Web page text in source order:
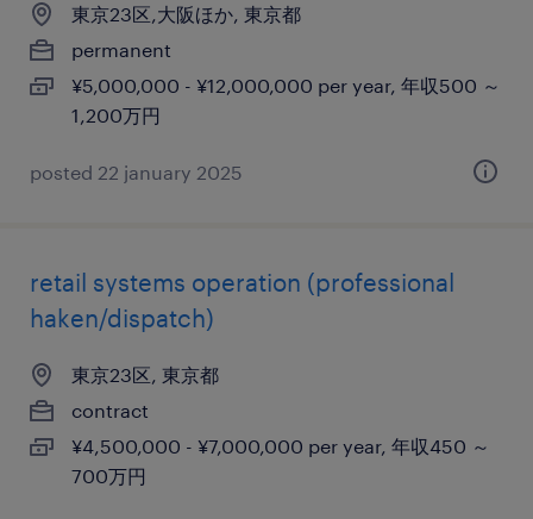
東京23区,大阪ほか, 東京都
permanent
¥5,000,000 - ¥12,000,000 per year, 年収500 ～
1,200万円
posted 22 january 2025
retail systems operation (professional
haken/dispatch)
東京23区, 東京都
contract
¥4,500,000 - ¥7,000,000 per year, 年収450 ～
700万円